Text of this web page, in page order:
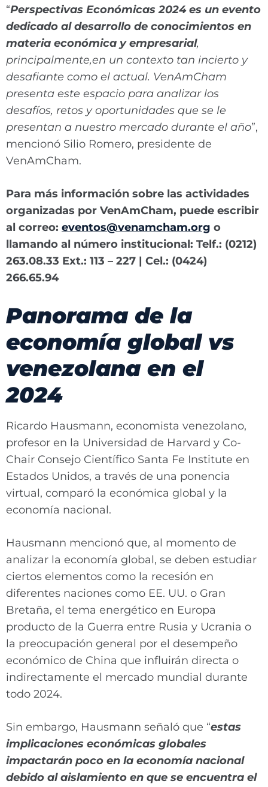
“Perspectivas Económicas 2024 es un evento
dedicado al desarrollo de conocimientos en
materia económica y empresarial,
principalmente,en un contexto tan incierto y
desafiante como el actual. VenAmCham
presenta este espacio para analizar los
desafíos, retos y oportunidades que se le
presentan a nuestro mercado durante el año”,
mencionó Silio Romero, presidente de
VenAmCham.
Para más información sobre las actividades
organizadas por VenAmCham, puede escribir
al correo: eventos@venamcham.org o
llamando al número institucional: Telf.: (0212)
263.08.33 Ext.: 113 – 227 | Cel.: (0424)
266.65.94
Panorama de la
economía global vs
venezolana en el
2024
Ricardo Hausmann, economista venezolano,
profesor en la Universidad de Harvard y Co-
Chair Consejo Científico Santa Fe Institute en
Estados Unidos, a través de una ponencia
virtual, comparó la económica global y la
economía nacional.
Hausmann mencionó que, al momento de
analizar la economía global, se deben estudiar
ciertos elementos como la recesión en
diferentes naciones como EE. UU. o Gran
Bretaña, el tema energético en Europa
producto de la Guerra entre Rusia y Ucrania o
la preocupación general por el desempeño
económico de China que influirán directa o
indirectamente el mercado mundial durante
todo 2024.
Sin embargo, Hausmann señaló que “estas
implicaciones económicas globales
impactarán poco en la economía nacional
debido al aislamiento en que se encuentra el